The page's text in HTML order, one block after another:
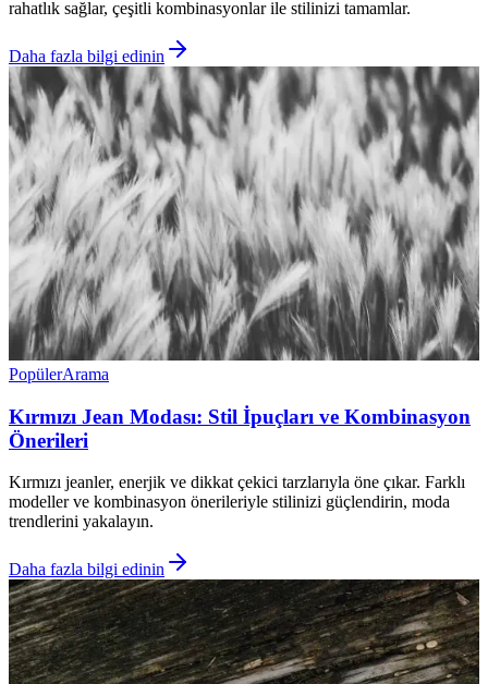
rahatlık sağlar, çeşitli kombinasyonlar ile stilinizi tamamlar.
Daha fazla bilgi edinin
PopülerArama
Kırmızı Jean Modası: Stil İpuçları ve Kombinasyon
Önerileri
Kırmızı jeanler, enerjik ve dikkat çekici tarzlarıyla öne çıkar. Farklı
modeller ve kombinasyon önerileriyle stilinizi güçlendirin, moda
trendlerini yakalayın.
Daha fazla bilgi edinin